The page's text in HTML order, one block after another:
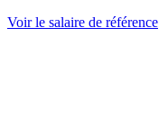
Voir le salaire de référence